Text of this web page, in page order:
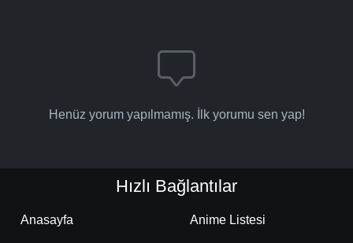
Henüz yorum yapılmamış. İlk yorumu sen yap!
Hızlı Bağlantılar
Anasayfa Anime Listesi